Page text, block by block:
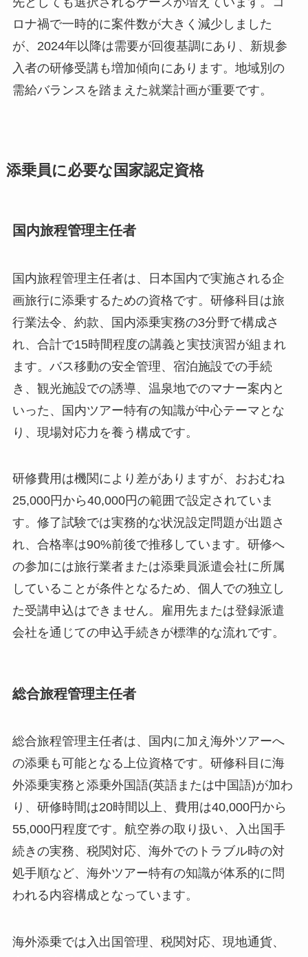
ロナ禍で一時的に案件数が大きく減少しました
が、2024年以降は需要が回復基調にあり、新規参
入者の研修受講も増加傾向にあります。地域別の
需給バランスを踏まえた就業計画が重要です。
添乗員に必要な国家認定資格
国内旅程管理主任者
国内旅程管理主任者は、日本国内で実施される企
画旅行に添乗するための資格です。研修科目は旅
行業法令、約款、国内添乗実務の3分野で構成さ
れ、合計で15時間程度の講義と実技演習が組まれ
ます。バス移動の安全管理、宿泊施設での手続
き、観光施設での誘導、温泉地でのマナー案内と
いった、国内ツアー特有の知識が中心テーマとな
り、現場対応力を養う構成です。
研修費用は機関により差がありますが、おおむね
25,000円から40,000円の範囲で設定されていま
す。修了試験では実務的な状況設定問題が出題さ
れ、合格率は90%前後で推移しています。研修へ
の参加には旅行業者または添乗員派遣会社に所属
していることが条件となるため、個人での独立し
た受講申込はできません。雇用先または登録派遣
会社を通じての申込手続きが標準的な流れです。
総合旅程管理主任者
総合旅程管理主任者は、国内に加え海外ツアーへ
の添乗も可能となる上位資格です。研修科目に海
外添乗実務と添乗外国語(英語または中国語)が加わ
り、研修時間は20時間以上、費用は40,000円から
55,000円程度です。航空券の取り扱い、入出国手
続きの実務、税関対応、海外でのトラブル時の対
処手順など、海外ツアー特有の知識が体系的に問
われる内容構成となっています。
海外添乗では入出国管理、税関対応、現地通貨、